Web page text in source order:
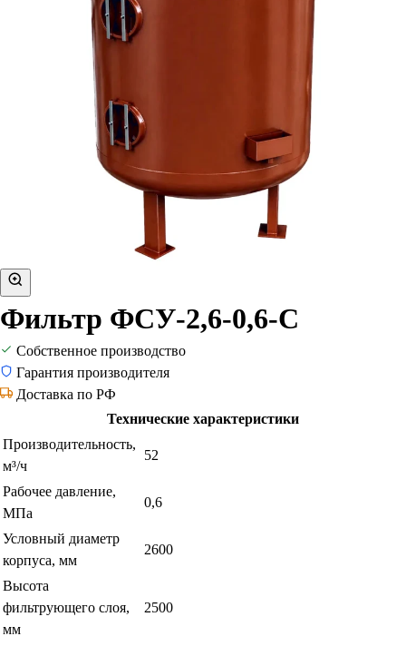
Фильтр ФСУ-2,6-0,6-С
Собственное производство
Гарантия производителя
Доставка по РФ
Технические характеристики
Производительность,
м³/ч
52
Рабочее давление,
МПа
0,6
Условный диаметр
корпуса, мм
2600
Высота
фильтрующего слоя,
мм
2500